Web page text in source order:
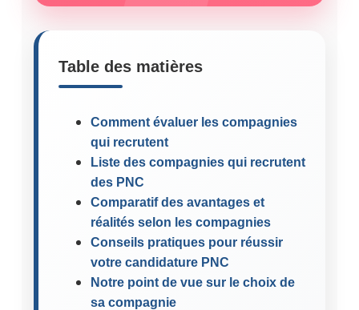
Table des matières
Comment évaluer les compagnies
qui recrutent
Liste des compagnies qui recrutent
des PNC
Comparatif des avantages et
réalités selon les compagnies
Conseils pratiques pour réussir
votre candidature PNC
Notre point de vue sur le choix de
sa compagnie